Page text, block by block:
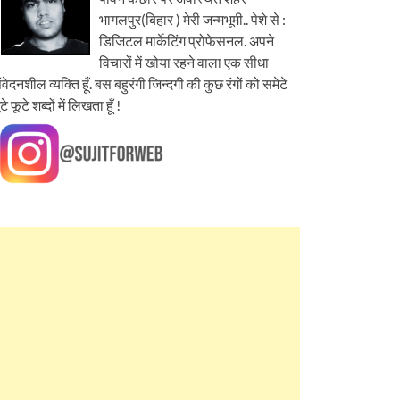
भागलपुर(बिहार ) मेरी जन्मभूमी.. पेशे से :
डिजिटल मार्केटिंग प्रोफेसनल. अपने
विचारों में खोया रहने वाला एक सीधा
व्यक्ति हूँ. बस बहुरंगी जिन्दगी की कुछ रंगों को समेटे
फूटे शब्दों में लिखता हूँ !